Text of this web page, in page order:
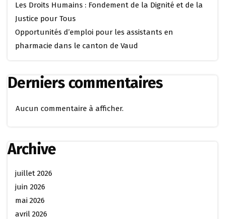
Les Droits Humains : Fondement de la Dignité et de la
Justice pour Tous
Opportunités d’emploi pour les assistants en
pharmacie dans le canton de Vaud
Derniers commentaires
Aucun commentaire à afficher.
Archive
juillet 2026
juin 2026
mai 2026
avril 2026